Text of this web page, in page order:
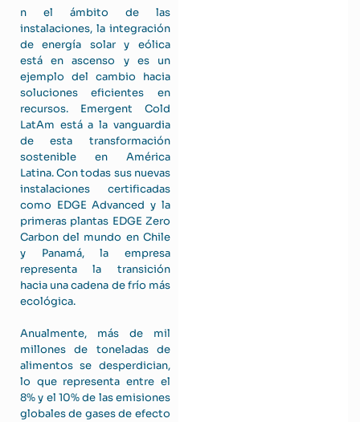
n el ámbito de las
instalaciones, la integración
de energía solar y eólica
está en ascenso y es un
ejemplo del cambio hacia
soluciones eficientes en
recursos. Emergent Cold
LatAm está a la vanguardia
de esta transformación
sostenible en América
Latina. Con todas sus nuevas
instalaciones certificadas
como EDGE Advanced y la
primeras plantas EDGE Zero
Carbon del mundo en Chile
y Panamá, la empresa
representa la transición
hacia una cadena de frío más
ecológica.
Anualmente, más de mil
millones de toneladas de
alimentos se desperdician,
lo que representa entre el
8% y el 10% de las emisiones
globales de gases de efecto